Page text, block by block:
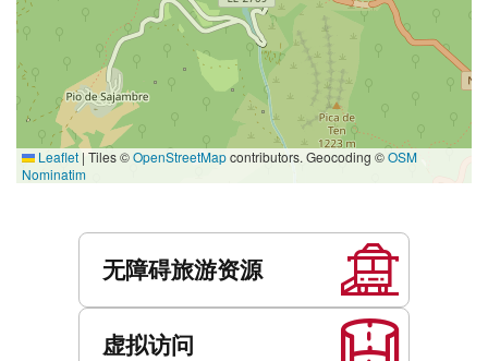
Leaflet | Tiles ©OpenStreetMapcontributors. Geocoding ©OSM
Nominatim
无障碍旅游资源
虚拟访问